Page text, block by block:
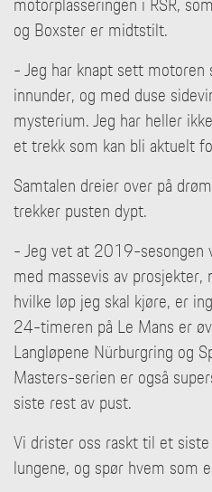
og Boxster er midtstilt.
- Jeg har knapt sett
innunder, og med duse
mysterium. Jeg har heller
et trekk som kan bli aktuelt
Samtalen dreier over på
trekker pusten dypt.
- Jeg vet at 2019-
med massevis av
hvilke løp jeg skal kjøre, er
24-timeren på Le Mans er
Langløpene Nürburgring og
Masters-serien er også
siste rest av pust.
Vi drister oss raskt til et
lungene, og spør hvem som